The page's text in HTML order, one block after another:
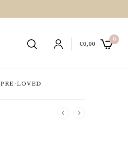
€0,00
0
PRE-LOVED